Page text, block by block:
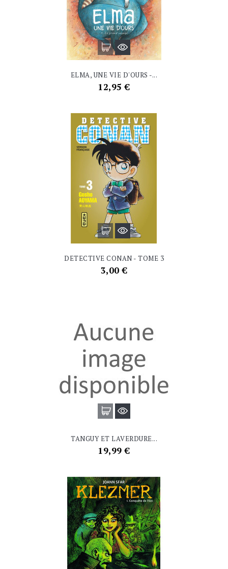
ELMA, UNE VIE D'OURS -...
Prix
12,95 €
DETECTIVE CONAN - TOME 3
Prix
3,00 €
TANGUY ET LAVERDURE...
Prix
19,99 €